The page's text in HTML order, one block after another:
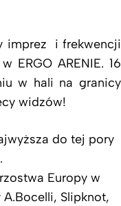
imprez i frekwencji
ERGO ARENIE. 16
w hali na granicy
widzów!
do tej pory
Europy w
Slipknot,